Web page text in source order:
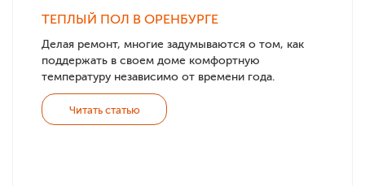
ТЕПЛЫЙ ПОЛ В ОРЕНБУРГЕ
Делая ремонт, многие задумываются о том, как
поддержать в своем доме комфортную
температуру независимо от времени года.
Читать статью